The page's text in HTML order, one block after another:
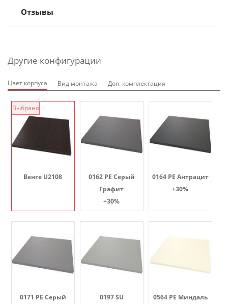
Отзывы
Другие конфигурации
Цвет корпуса Вид монтажа Доп. комплектация
Венге U2108
Выбрано
0162 PE Серый
Графит
+30%
0164 PE Антрацит
+30%
0171 PE Серый
0197 SU
0564 PE Миндаль